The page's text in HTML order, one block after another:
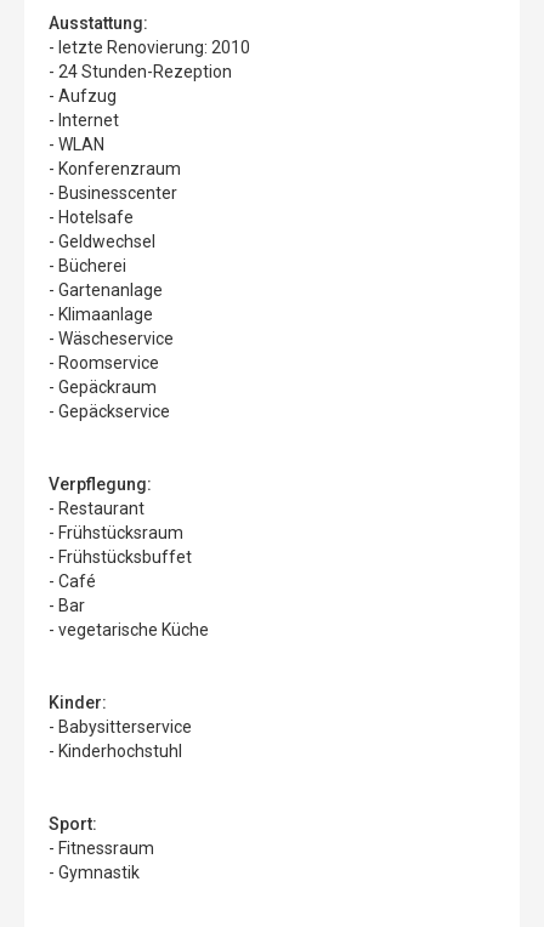
Ausstattung:
- letzte Renovierung: 2010
- 24 Stunden-Rezeption
- Aufzug
- Internet
- WLAN
- Konferenzraum
- Businesscenter
- Hotelsafe
- Geldwechsel
- Bücherei
- Gartenanlage
- Klimaanlage
- Wäscheservice
- Roomservice
- Gepäckraum
- Gepäckservice
Verpflegung:
- Restaurant
- Frühstücksraum
- Frühstücksbuffet
- Café
- Bar
- vegetarische Küche
Kinder:
- Babysitterservice
- Kinderhochstuhl
Sport:
- Fitnessraum
- Gymnastik